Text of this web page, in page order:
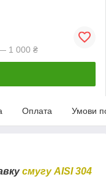
1 000 ₴
Оплата Умови
смугу AISI 304